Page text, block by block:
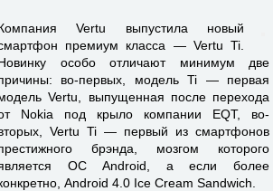
Vertu выпустила новый
премиум класса — Vertu Ti.
особо отличают минимум две
во-первых, модель Ti — первая
Vertu, выпущенная после перехода
Nokia под крыло компании EQT, во-
Vertu Ti — первый из смартфонов
брэнда, мозгом которого
ОС Android, а если более
Android 4.0 Ice Cream Sandwich.